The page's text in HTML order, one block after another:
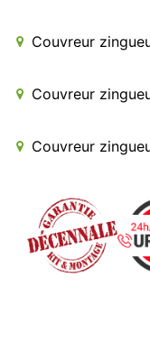
Couvreur
Couvreur
Couvreur